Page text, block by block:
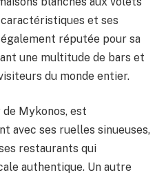
et ses
réputée pour sa
une multitude de bars et
du monde entier.
Mykonos, est
avec ses ruelles sinueuses,
restaurants qui
authentique. Un autre